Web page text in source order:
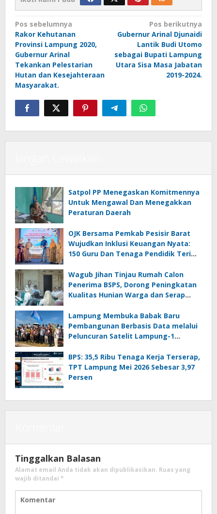
Navigasi
pos
Pos sebelumnya
Rakor Kehutanan
Provinsi Lampung 2020,
Gubernur Arinal
Tekankan Pelestarian
Hutan dan Kesejahteraan
Masyarakat.
Pos berikutnya
Gubernur Arinal Djunaidi
Lantik Budi Utomo
sebagai Bupati Lampung
Utara Sisa Masa Jabatan
2019-2024.
Satpol PP Menegaskan Komitmennya
Untuk Mengawal Dan Menegakkan
Peraturan Daerah
OJK Bersama Pemkab Pesisir Barat
Wujudkan Inklusi Keuangan Nyata:
150 Guru Dan Tenaga Pendidik Terima
Wagub Jihan Tinjau Rumah Calon
Penerima BSPS, Dorong Peningkatan
Kualitas Hunian Warga dan Serap
Lampung Membuka Babak Baru
Pembangunan Berbasis Data melalui
Peluncuran Satelit Lampung-1
BPS: 35,5 Ribu Tenaga Kerja Terserap,
TPT Lampung Mei 2026 Sebesar 3,97
Persen
Tinggalkan Balasan
Alamat email Anda tidak akan dipublikasikan. Ruas yang
wajib ditandai *